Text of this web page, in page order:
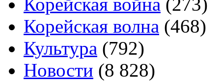
Корейская волна (468)
Культура (792)
Новости (8 828)